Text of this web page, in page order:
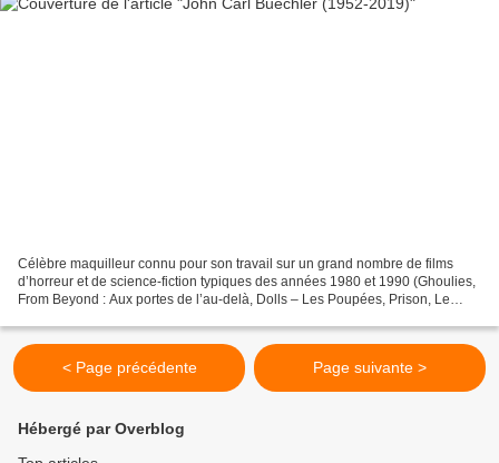
Célèbre maquilleur connu pour son travail sur un grand nombre de films
d’horreur et de science-fiction typiques des années 1980 et 1990 (Ghoulies,
From Beyond : Aux portes de l’au-delà, Dolls – Les Poupées, Prison, Le
< Page précédente Page suivante >
Hébergé par Overblog